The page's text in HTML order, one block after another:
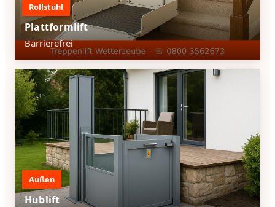
Rollstuhl
Plattformlift
Barrierefrei
Außen
Hublift